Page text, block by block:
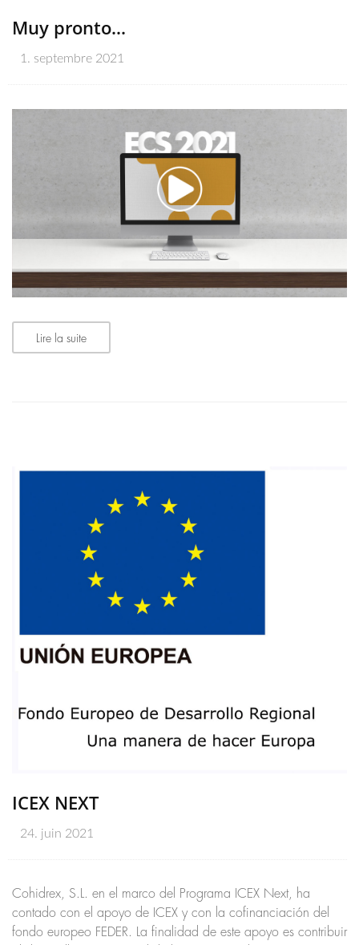
Muy pronto...
1. septembre 2021
Lire la suite
ICEX NEXT
24. juin 2021
Cohidrex, S.L. en el marco del Programa ICEX Next, ha
contado con el apoyo de ICEX y con la cofinanciación del
fondo europeo FEDER. La finalidad de este apoyo es contribuir